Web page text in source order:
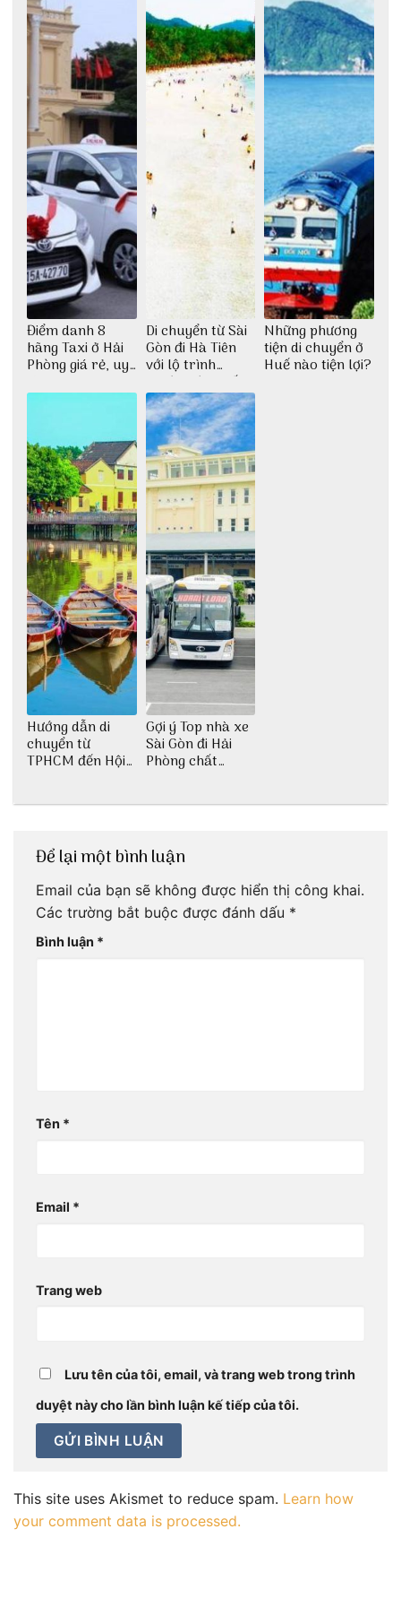
Điểm danh 8
hãng Taxi ở Hải
Phòng giá rẻ, uy
Di chuyển từ Sài
Gòn đi Hà Tiên
với lộ trình
thuận tiện nhất
Những phương
tiện di chuyển ở
Huế nào tiện lợi?
Hướng dẫn di
chuyển từ
TPHCM đến Hội
Gợi ý Top nhà xe
Sài Gòn đi Hải
Phòng chất
Để lại một bình luận
Email của bạn sẽ không được hiển thị công khai.
Các trường bắt buộc được đánh dấu *
Bình luận *
Tên *
Email *
Trang web
Lưu tên của tôi, email, và trang web trong trình
duyệt này cho lần bình luận kế tiếp của tôi.
This site uses Akismet to reduce spam. Learn how
your comment data is processed.